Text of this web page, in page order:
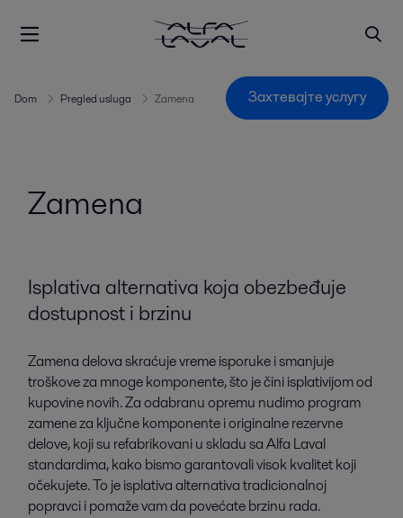
Dom Pregled usluga Zamena Захтевајте услугу
Zamena
Isplativa alternativa koja obezbeđuje
dostupnost i brzinu
Zamena delova skraćuje vreme isporuke i smanjuje
troškove za mnoge komponente, što je čini isplativijom od
kupovine novih. Za odabranu opremu nudimo program
zamene za ključne komponente i originalne rezervne
delove, koji su refabrikovani u skladu sa Alfa Laval
standardima, kako bismo garantovali visok kvalitet koji
očekujete. To je isplativa alternativa tradicionalnoj
popravci i pomaže vam da povećate brzinu rada.